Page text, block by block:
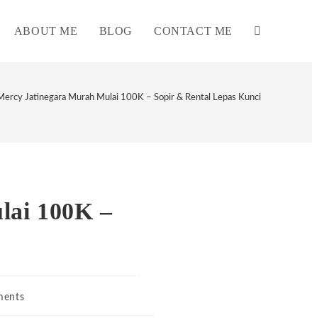
ABOUT ME BLOG CONTACT ME
WEBSITE
Jatinegara Murah Mulai 100K – Sopir & Rental Lepas Kunci
100K –